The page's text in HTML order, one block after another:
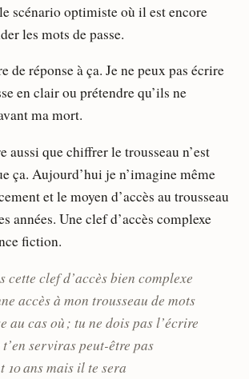
scénario optimiste où il est encore
les mots de passe.
de réponse à ça. Je ne peux pas écrire
en clair ou prétendre qu’ils ne
ma mort.
aussi que chiffrer le trousseau n’est
ça. Aujourd’hui je n’imagine même
et le moyen d’accès au trousseau
années. Une clef d’accès complexe
fiction.
cette clef d’accès bien complexe
accès à mon trousseau de mots
au cas où ; tu ne dois pas l’écrire
serviras peut-être pas
10 ans mais il te sera